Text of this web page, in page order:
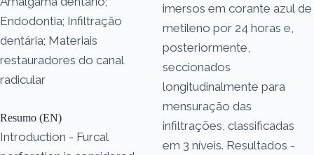
Endodontia; Infiltração
dentária; Materiais
restauradores do canal
radicular
Resumo (EN)
Introduction - Furcal
imersos em corante azul de
metileno por 24 horas e,
posteriormente,
seccionados
longitudinalmente para
mensuração das
infiltrações, classificadas
em 3 níveis. Resultados -